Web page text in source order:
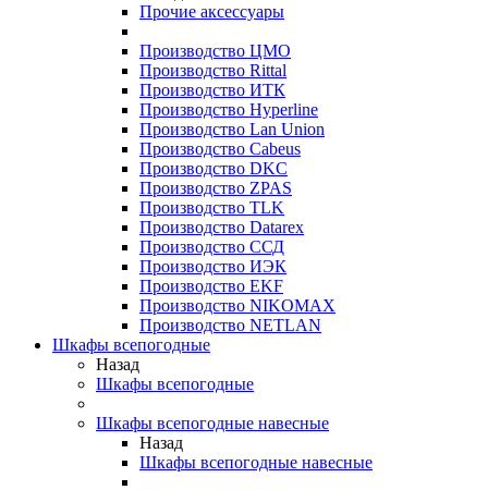
Прочие аксеcсуары
Производство ЦМО
Производство Rittal
Производство ИТК
Производство Hyperline
Производство Lan Union
Производство Cabeus
Производство DKC
Производство ZPAS
Производство TLK
Производство Datarex
Производство ССД
Производство ИЭК
Производство EKF
Производство NIKOMAX
Производство NETLAN
Шкафы всепогодные
Назад
Шкафы всепогодные
Шкафы всепогодные навесные
Назад
Шкафы всепогодные навесные